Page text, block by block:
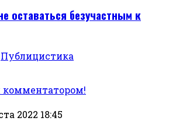
оставаться безучастным к
Публицистика
2022 18:45